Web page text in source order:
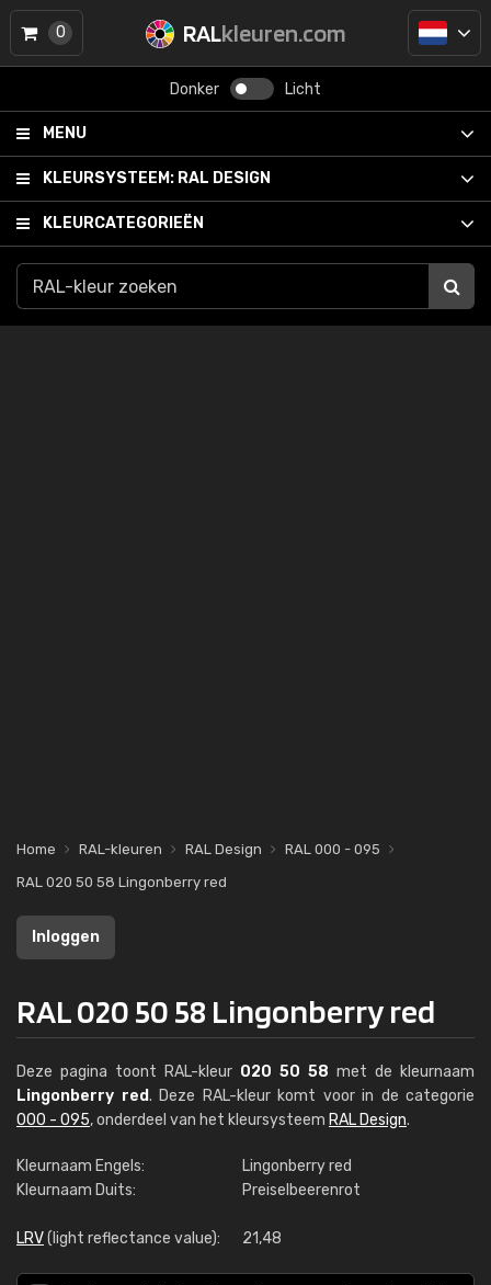
RALkleuren.com
Donker Licht
MENU
KLEURSYSTEEM: RAL DESIGN
KLEURCATEGORIEËN
0
Home RAL-kleuren RAL Design
RAL 000 - 095
RAL 020 50 58 Lingonberry red
Inloggen
RAL 020 50 58 Lingonberry red
Deze pagina toont RAL-kleur 020 50 58 met de kleurnaam
Lingonberry red. Deze RAL-kleur komt voor in de categorie
000 - 095, onderdeel van het kleursysteem RAL Design.
Kleurnaam Engels:
Lingonberry red
Kleurnaam Duits:
Preiselbeerenrot
LRV(light reflectance value): 21,48